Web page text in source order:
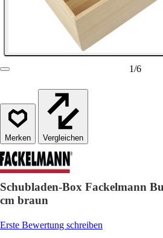
1/6
Vergleichen
Schubladen-Box Fackelmann
cm braun
Erste Bewertung schreiben